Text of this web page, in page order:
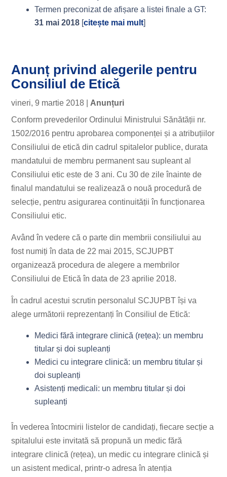
Termen preconizat de afișare a listei finale a GT:
31 mai 2018 [citește mai mult]
Anunț privind alegerile pentru
Consiliul de Etică
vineri, 9 martie 2018
Anunțuri
Conform prevederilor Ordinului Ministrului Sănătății nr.
1502/2016 pentru aprobarea componenței și a atribuțiilor
Consiliului de etică din cadrul spitalelor publice, durata
mandatului de membru permanent sau supleant al
Consiliului etic este de 3 ani. Cu 30 de zile înainte de
finalul mandatului se realizează o nouă procedură de
selecție, pentru asigurarea continuității în funcționarea
Consiliului etic.
Având în vedere că o parte din membrii consiliului au
fost numiți în data de 22 mai 2015, SCJUPBT
organizează procedura de alegere a membrilor
Consiliului de Etică în data de 23 aprilie 2018.
În cadrul acestui scrutin personalul SCJUPBT își va
alege următorii reprezentanți în Consiliul de Etică:
Medici fără integrare clinică (rețea): un membru
titular și doi supleanți
Medici cu integrare clinică: un membru titular și
doi supleanți
Asistenți medicali: un membru titular și doi
supleanți
În vederea întocmirii listelor de candidați, fiecare secție a
spitalului este invitată să propună un medic fără
integrare clinică (rețea), un medic cu integrare clinică și
un asistent medical, printr-o adresa în atenția